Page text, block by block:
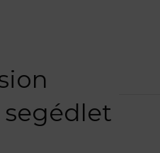
segédlet